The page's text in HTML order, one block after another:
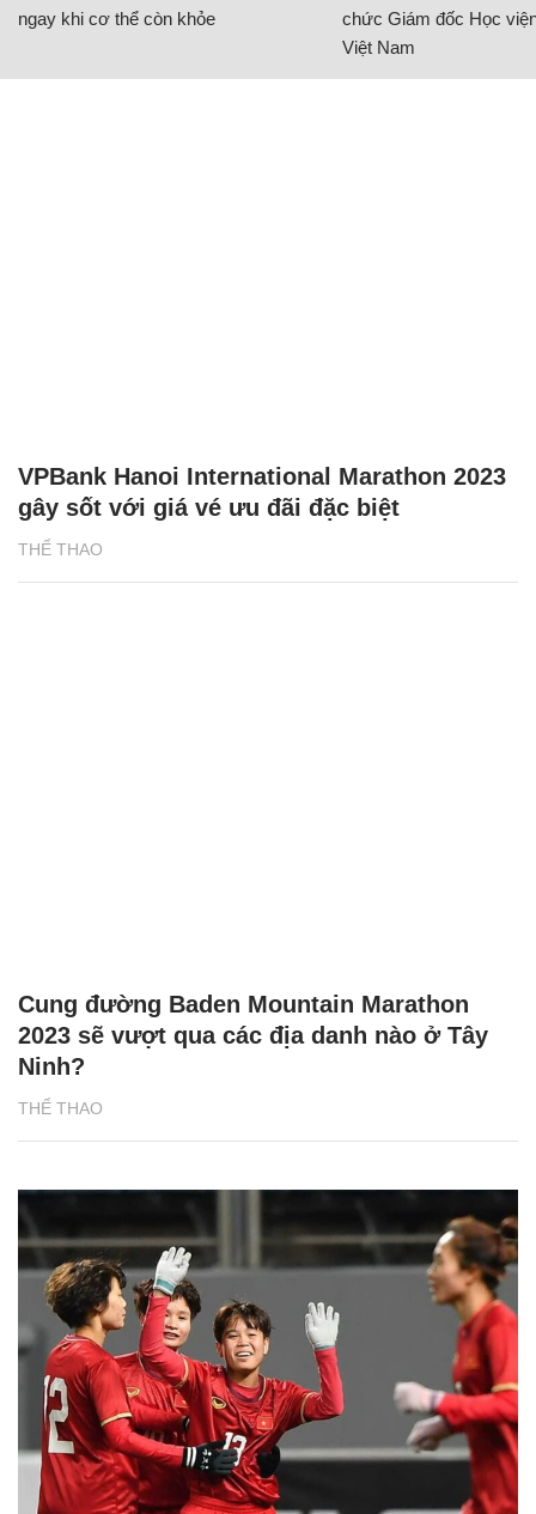
ngay khi cơ thể còn khỏe
chức Giám đốc Học
Việt Nam
THỂ THAO
VPBank Hanoi International Marathon 2023
gây sốt với giá vé ưu đãi đặc biệt
THỂ THAO
Cung đường Baden Mountain Marathon
2023 sẽ vượt qua các địa danh nào ở Tây
Ninh?